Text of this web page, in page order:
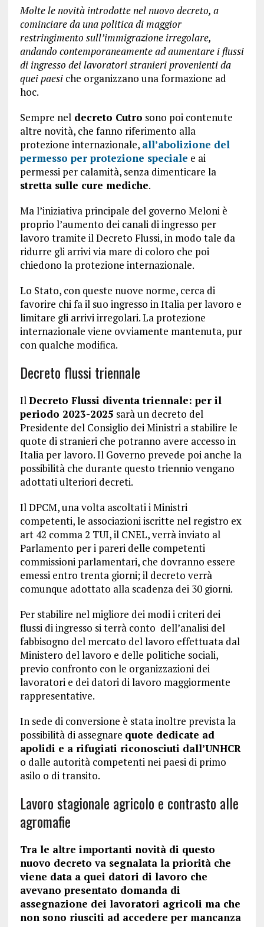
Molte le novità introdotte nel nuovo decreto, a
cominciare da una politica di maggior
restringimento sull’immigrazione irregolare,
andando contemporaneamente ad aumentare i flussi
di ingresso dei lavoratori stranieri provenienti da
quei paesi che organizzano una formazione ad
hoc.
Sempre neldecreto Cutro sono poi contenute
altre novità, che fanno riferimento alla
protezione internazionale, all’abolizione del
permesso per protezione speciale e ai
permessi per calamità, senza dimenticare la
stretta sulle cure mediche.
Ma l’iniziativa principale del governo Meloni è
proprio l’aumento dei canali di ingresso per
lavoro tramite il Decreto Flussi, in modo tale da
ridurre gli arrivi via mare di coloro che poi
chiedono la protezione internazionale.
Lo Stato, con queste nuove norme, cerca di
favorire chi fa il suo ingresso in Italia per lavoro e
limitare gli arrivi irregolari. La protezione
internazionale viene ovviamente mantenuta, pur
con qualche modifica.
Decreto flussi triennale
IlDecreto Flussi diventa triennale: per il
periodo 2023-2025 sarà un decreto del
Presidente del Consiglio dei Ministri a stabilire le
quote di stranieri che potranno avere accesso in
Italia per lavoro. Il Governo prevede poi anche la
possibilità che durante questo triennio vengano
adottati ulteriori decreti.
Il DPCM, una volta ascoltati i Ministri
competenti, le associazioni iscritte nel registro ex
art 42 comma 2 TUI, il CNEL, verrà inviato al
Parlamento per i pareri delle competenti
commissioni parlamentari, che dovranno essere
emessi entro trenta giorni; il decreto verrà
comunque adottato alla scadenza dei 30 giorni.
Per stabilire nel migliore dei modi i criteri dei
flussi di ingresso si terrà conto dell’analisi del
fabbisogno del mercato del lavoro effettuata dal
Ministero del lavoro e delle politiche sociali,
previo confronto con le organizzazioni dei
lavoratori e dei datori di lavoro maggiormente
rappresentative.
In sede di conversione è stata inoltre prevista la
possibilità di assegnare quote dedicate ad
apolidi e a rifugiati riconosciuti dall’UNHCR
o dalle autorità competenti nei paesi di primo
asilo o di transito.
Lavoro stagionale agricolo e contrasto alle
agromafie
Tra le altre importanti novità di questo
nuovo decreto va segnalata la priorità che
viene data a quei datori di lavoro che
avevano presentato domanda di
assegnazione dei lavoratori agricoli ma che
non sono riusciti ad accedere per mancanza